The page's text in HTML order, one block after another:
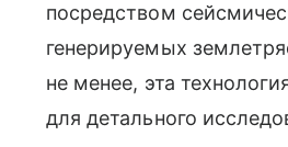
посредством
генерируемых
не менее, эта
для детального